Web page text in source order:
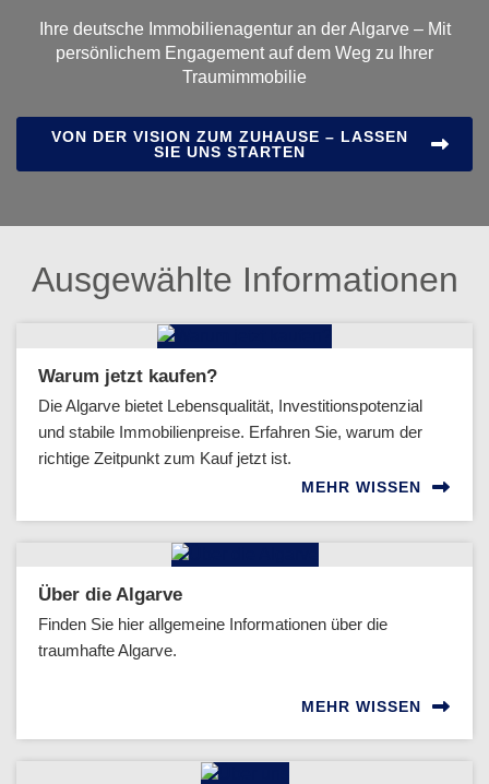
Ihre deutsche Immobilienagentur an der Algarve – Mit
persönlichem Engagement auf dem Weg zu Ihrer
Traumimmobilie
VON DER VISION ZUM ZUHAUSE – LASSEN
SIE UNS STARTEN
Ausgewählte Informationen
Warum jetzt kaufen?
Die Algarve bietet Lebensqualität, Investitionspotenzial
und stabile Immobilienpreise. Erfahren Sie, warum der
richtige Zeitpunkt zum Kauf jetzt ist.
MEHR WISSEN
Über die Algarve
Finden Sie hier allgemeine Informationen über die
traumhafte Algarve.
MEHR WISSEN